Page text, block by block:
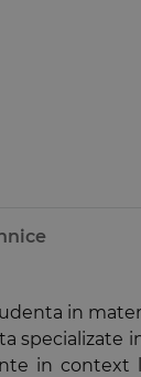
in
in